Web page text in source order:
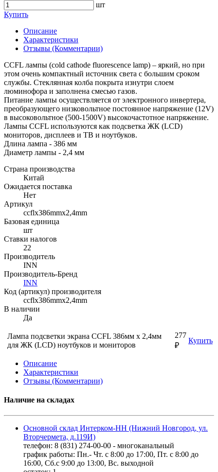
шт
Купить
Описание
Характеристики
Отзывы (Комментарии)
CCFL лампы (cold cathode fluorescence lamp) – яркий, но при
этом очень компактный источник света с большим сроком
службы. Стеклянная колба покрыта изнутри слоем
люминофора и заполнена смесью газов.
Питание лампы осуществляется от электронного инвертера,
преобразующего низковольтное постоянное напряжение (12V)
в высоковольтное (500-1500V) высокочастотное напряжение.
Лампы CCFL используются как подсветка ЖК (LCD)
мониторов, дисплеев и ТВ и ноутбуков.
Длина лампа - 386 мм
Диаметр лампы - 2,4 мм
Страна производства
Китай
Ожидается поставка
Нет
Артикул
ccflx386mmx2,4mm
Базовая единица
шт
Ставки налогов
22
Производитель
INN
Производитель-Бренд
INN
Код (артикул) производителя
ccflx386mmx2,4mm
В наличии
Да
Лампа подсветки экрана CCFL 386мм х 2,4мм
для ЖК (LCD) ноутбуков и мониторов
277
₽
Купить
Описание
Характеристики
Отзывы (Комментарии)
Наличие на складах
Основной склад Интерком-НН (Нижний Новгород, ул.
Вторчермета, д.119И)
телефон: 8 (831) 274-00-00 - многоканальный
график работы: Пн.- Чт. с 8:00 до 17:00, Пт. с 8:00 до
16:00, Сб.с 9:00 до 13:00, Вс. выходной